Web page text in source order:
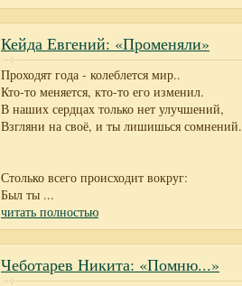
Кейда Евгений: «Променяли»
Проходят года - колеблется мир..
Кто-то меняется, кто-то его изменил.
В наших сердцах только нет улучшений,
Взгляни на своё, и ты лишишься сомнений.
Столько всего происходит вокруг:
Был ты ...
читать полностью
Чеботарев Никита: «Помню...»